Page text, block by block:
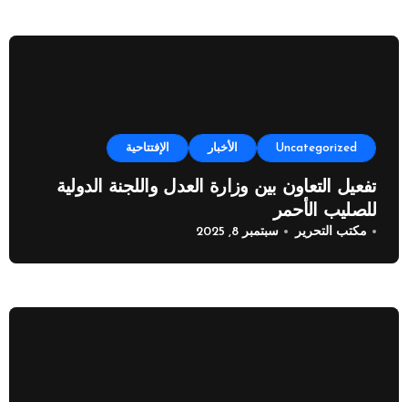
Uncategorized الأخبار الإفتتاحية
تفعيل التعاون بين وزارة العدل واللجنة الدولية
للصليب الأحمر
مكتب التحرير سبتمبر 8, 2025